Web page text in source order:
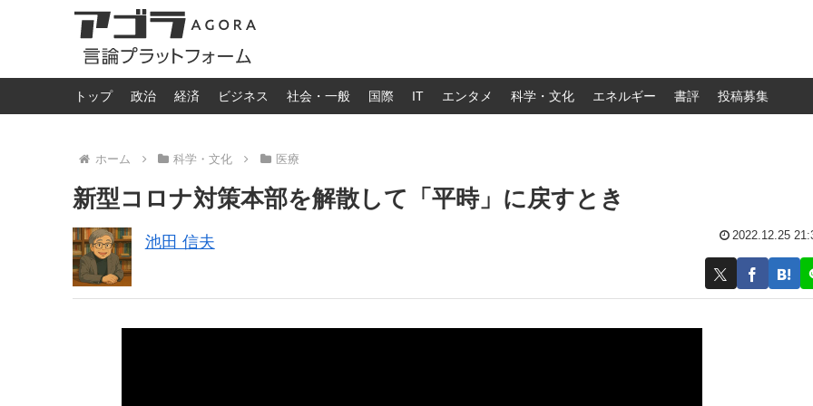
トップ 政治 経済 ビジネス 社会・一般 国際 IT エンタメ 科学・文化 エネルギー 書評 投稿募集
ホーム 科学・文化 医療
新型コロナ対策本部を解散して「平時」に戻すとき
池田 信夫 2022.12.25